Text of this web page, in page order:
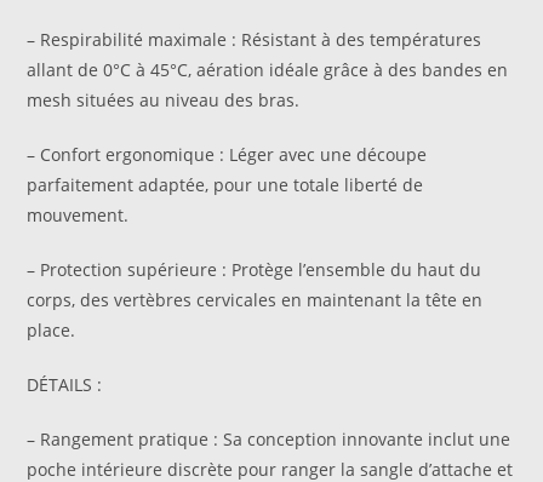
– Respirabilité maximale : Résistant à des températures
allant de 0°C à 45°C, aération idéale grâce à des bandes en
mesh situées au niveau des bras.
– Confort ergonomique : Léger avec une découpe
parfaitement adaptée, pour une totale liberté de
mouvement.
– Protection supérieure : Protège l’ensemble du haut du
corps, des vertèbres cervicales en maintenant la tête en
place.
DÉTAILS :
– Rangement pratique : Sa conception innovante inclut une
poche intérieure discrète pour ranger la sangle d’attache et